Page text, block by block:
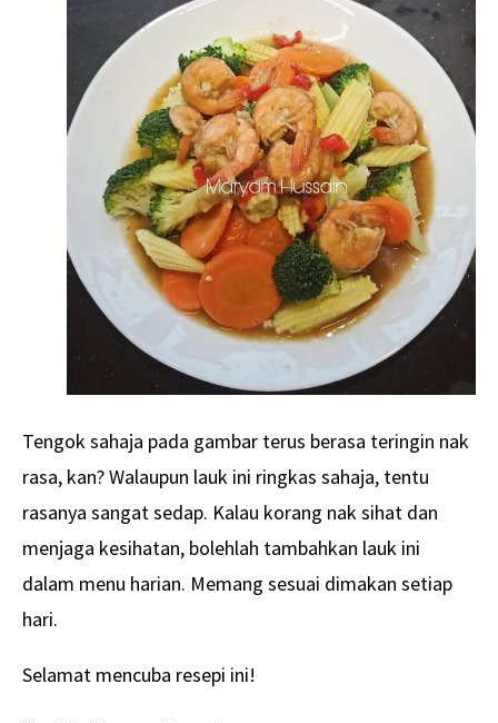
Tengok sahaja pada gambar terus berasa teringin nak
rasa, kan? Walaupun lauk ini ringkas sahaja, tentu
rasanya sangat sedap. Kalau korang nak sihat dan
menjaga kesihatan, bolehlah tambahkan lauk ini
dalam menu harian. Memang sesuai dimakan setiap
hari.
Selamat mencuba resepi ini!